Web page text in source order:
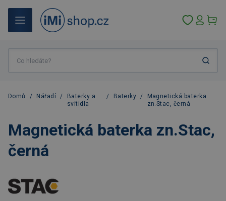
Domů / Nářadí /
Baterky a
svítidla
/ Baterky /
Magnetická baterka
zn.Stac, černá
Magnetická baterka zn.Stac,
černá